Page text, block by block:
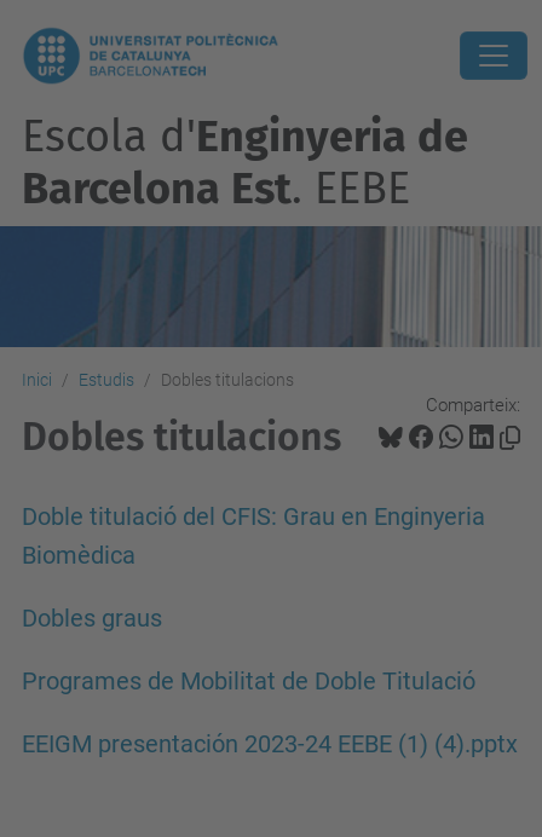
Escola d'Enginyeria de
Barcelona Est. EEBE
Inici Estudis Dobles titulacions
Comparteix:
Dobles titulacions
Doble titulació del CFIS: Grau en Enginyeria
Biomèdica
Dobles graus
Programes de Mobilitat de Doble Titulació
EEIGM presentación 2023-24 EEBE (1) (4).pptx